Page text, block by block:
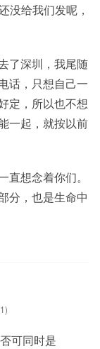
没给我们发呢，
了深圳，我尾随
话，只想自己一
定，所以也不想
一起，就按以前
想念着你们。
分，也是生命中
1)
可同时是